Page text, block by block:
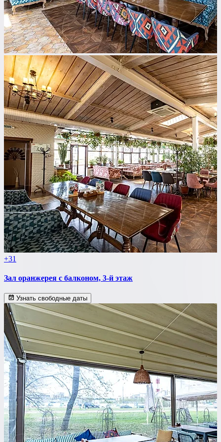
+31
Зал оранжерея с балконом, 3-й этаж
Узнать свободные даты